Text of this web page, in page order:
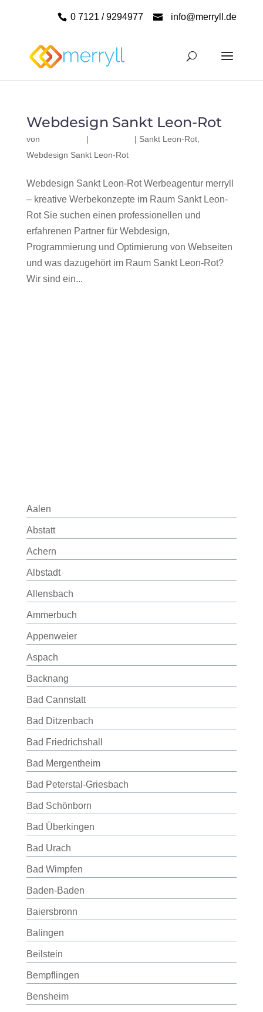
0 7121 / 9294977 info@merryll.de
Webdesign Sankt Leon-Rot
von | | Sankt Leon-Rot,
Webdesign Sankt Leon-Rot
Webdesign Sankt Leon-Rot Werbeagentur merryll
– kreative Werbekonzepte im Raum Sankt Leon-
Rot Sie suchen einen professionellen und
erfahrenen Partner für Webdesign,
Programmierung und Optimierung von Webseiten
und was dazugehört im Raum Sankt Leon-Rot?
Wir sind ein...
Aalen
Abstatt
Achern
Albstadt
Allensbach
Ammerbuch
Appenweier
Aspach
Backnang
Bad Cannstatt
Bad Ditzenbach
Bad Friedrichshall
Bad Mergentheim
Bad Peterstal-Griesbach
Bad Schönborn
Bad Überkingen
Bad Urach
Bad Wimpfen
Baden-Baden
Baiersbronn
Balingen
Beilstein
Bempflingen
Bensheim